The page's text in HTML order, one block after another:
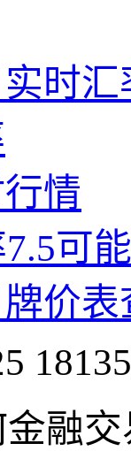
时汇
情
可
价表
融